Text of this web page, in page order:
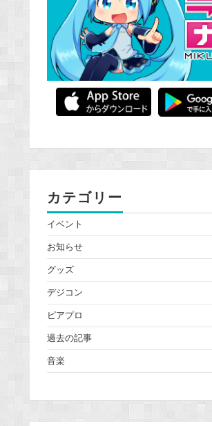
カテゴリー
イベント
お知らせ
グッズ
デジコン
ピアプロ
過去の記事
音楽